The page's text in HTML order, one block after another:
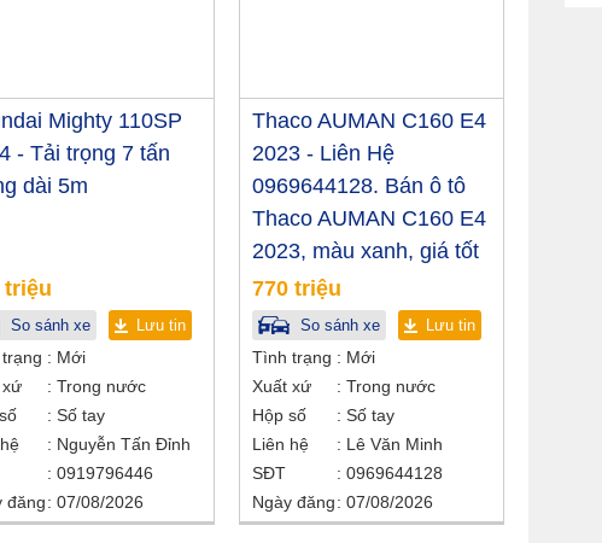
Mighty 110SP
- Tải trọng 7 tấn
dài 5m
triệu
So sánh xe Lưu tin
Mới
xứ
Trong nước
Số tay
Nguyễn Tấn Đỉnh
0919796446
đăng
07/08/2026
Thaco AUMAN C160 E4
2023 - Liên Hệ
0969644128. Bán ô tô
Thaco AUMAN C160 E4
2023, màu xanh, giá tốt
770 triệu
So sánh xe Lưu tin
Tình trạng
Mới
Xuất xứ
Trong nước
Hộp số
Số tay
Liên hệ
Lê Văn Minh
SĐT
0969644128
Ngày đăng
07/08/2026